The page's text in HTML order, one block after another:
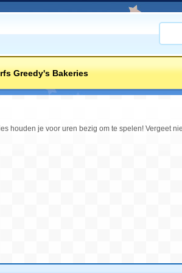
Greedy's Bakeries
houden je voor uren bezig om te spelen! Vergeet